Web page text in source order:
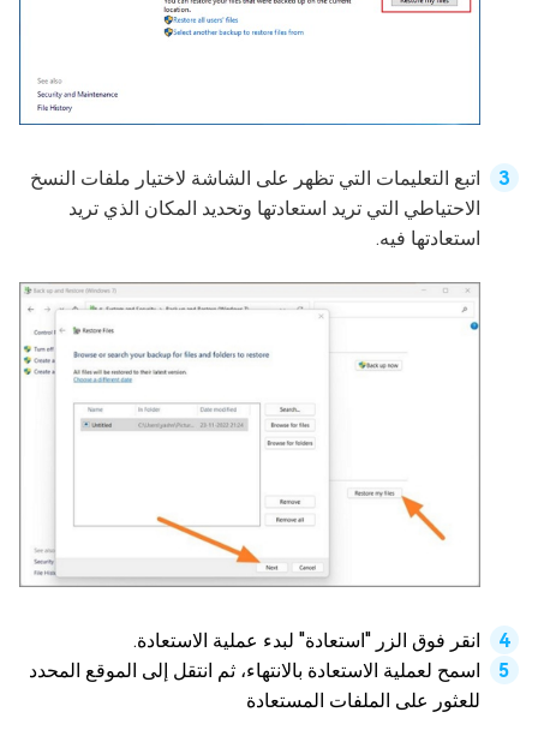
اتبع التعليمات التي تظهر على الشاشة لاختيار ملفات النسخ
الاحتياطي التي تريد استعادتها وتحديد المكان الذي تريد
استعادتها فيه.
انقر فوق الزر "استعادة" لبدء عملية الاستعادة.
اسمح لعملية الاستعادة بالانتهاء، ثم انتقل إلى الموقع المحدد
للعثور على الملفات المستعادة